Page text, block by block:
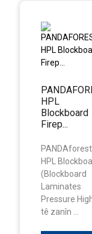
HPL
Blockboard
Firep...
PANDAforest
HPL
(Blockboard
Laminates
Pressure
tê zanîn ...